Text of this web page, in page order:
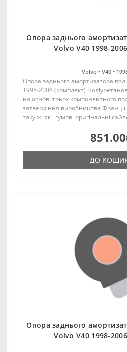
Опора заднього
Volvo V40 1998-
Volvo • V40 •
Опора заднього амортизатора
1998-2006 (комплект)
на основі трьох компонентного
затвердіння виробництва
таку ж, як і гумові оригінальні
ДО
Опора заднього
Volvo V40 1998-